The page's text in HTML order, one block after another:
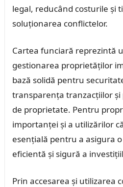
legal, reducând costurile și
soluționarea conflictelor.
Cartea funciară reprezintă
gestionarea proprietăților
bază solidă pentru
transparența tranzacțiilor
de proprietate. Pentru
importanței și a utilizărilor
esențială pentru a asigura
eficientă și sigură a
Prin accesarea și utilizarea